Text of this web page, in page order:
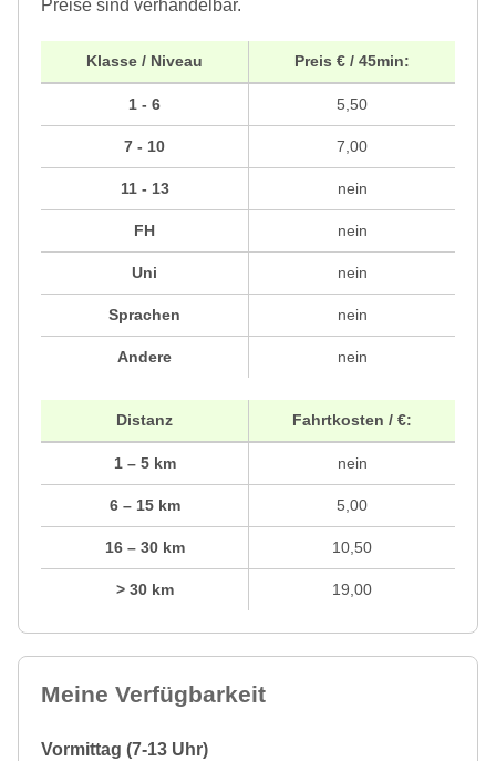
Preise sind verhandelbar.
Klasse / Niveau
1 - 6
7 - 10
11 - 13
FH
Uni
Sprachen
Andere
Preis € / 45min:
5,50
7,00
nein
nein
nein
nein
nein
Distanz
1 – 5 km
6 – 15 km
16 – 30 km
> 30 km
Fahrtkosten / €:
nein
5,00
10,50
19,00
Meine Verfügbarkeit
Vormittag (7-13 Uhr)